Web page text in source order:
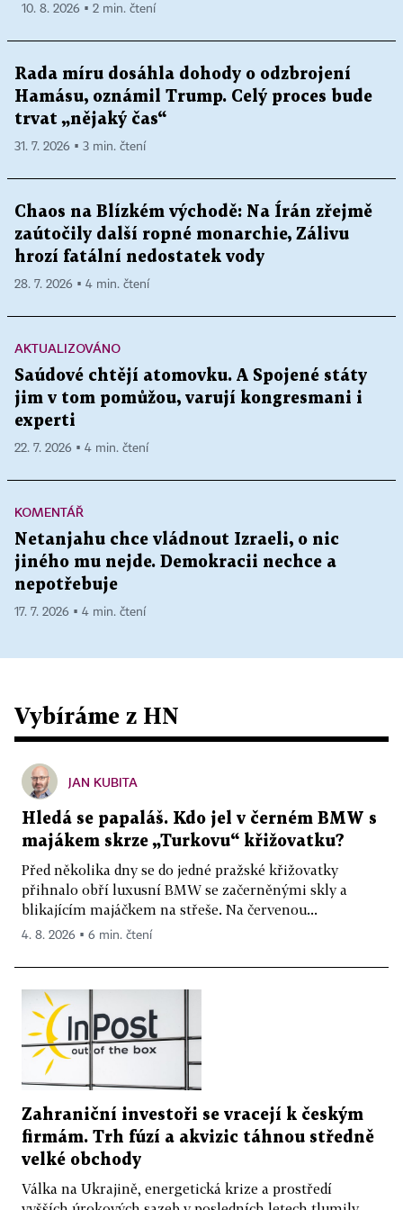
10. 8. 2026 ▪ 2 min. čtení
Rada míru dosáhla dohody o odzbrojení
Hamásu, oznámil Trump. Celý proces bude
trvat „nějaký čas“
31. 7. 2026 ▪ 3 min. čtení
Chaos na Blízkém východě: Na Írán zřejmě
zaútočily další ropné monarchie, Zálivu
hrozí fatální nedostatek vody
28. 7. 2026 ▪ 4 min. čtení
AKTUALIZOVÁNO
Saúdové chtějí atomovku. A Spojené státy
jim v tom pomůžou, varují kongresmani i
experti
22. 7. 2026 ▪ 4 min. čtení
KOMENTÁŘ
Netanjahu chce vládnout Izraeli, o nic
jiného mu nejde. Demokracii nechce a
nepotřebuje
17. 7. 2026 ▪ 4 min. čtení
Vybíráme z HN
JAN KUBITA
Hledá se papaláš. Kdo jel v černém BMW s
majákem skrze „Turkovu“ křižovatku?
Před několika dny se do jedné pražské křižovatky
přihnalo obří luxusní BMW se začerněnými skly a
blikajícím majáčkem na střeše. Na červenou...
4. 8. 2026 ▪ 6 min. čtení
Zahraniční investoři se vracejí k českým
firmám. Trh fúzí a akvizic táhnou středně
velké obchody
Válka na Ukrajině, energetická krize a prostředí